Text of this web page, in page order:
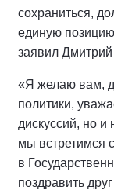
сохраниться,
единую
заявил
«Я желаю вам,
политики,
дискуссий, но и
мы встретимся
в
поздравить